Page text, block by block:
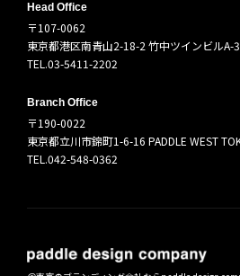
Head Office
〒107-0062
東京都港区南青山2-18-2 竹中ツインビルA-
TEL.03-5411-2202
Branch Office
〒190-0022
東京都立川市錦町1-6-16 PADDLE WEST
TEL.042-548-0362